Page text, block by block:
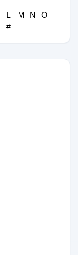
L M N
O
#